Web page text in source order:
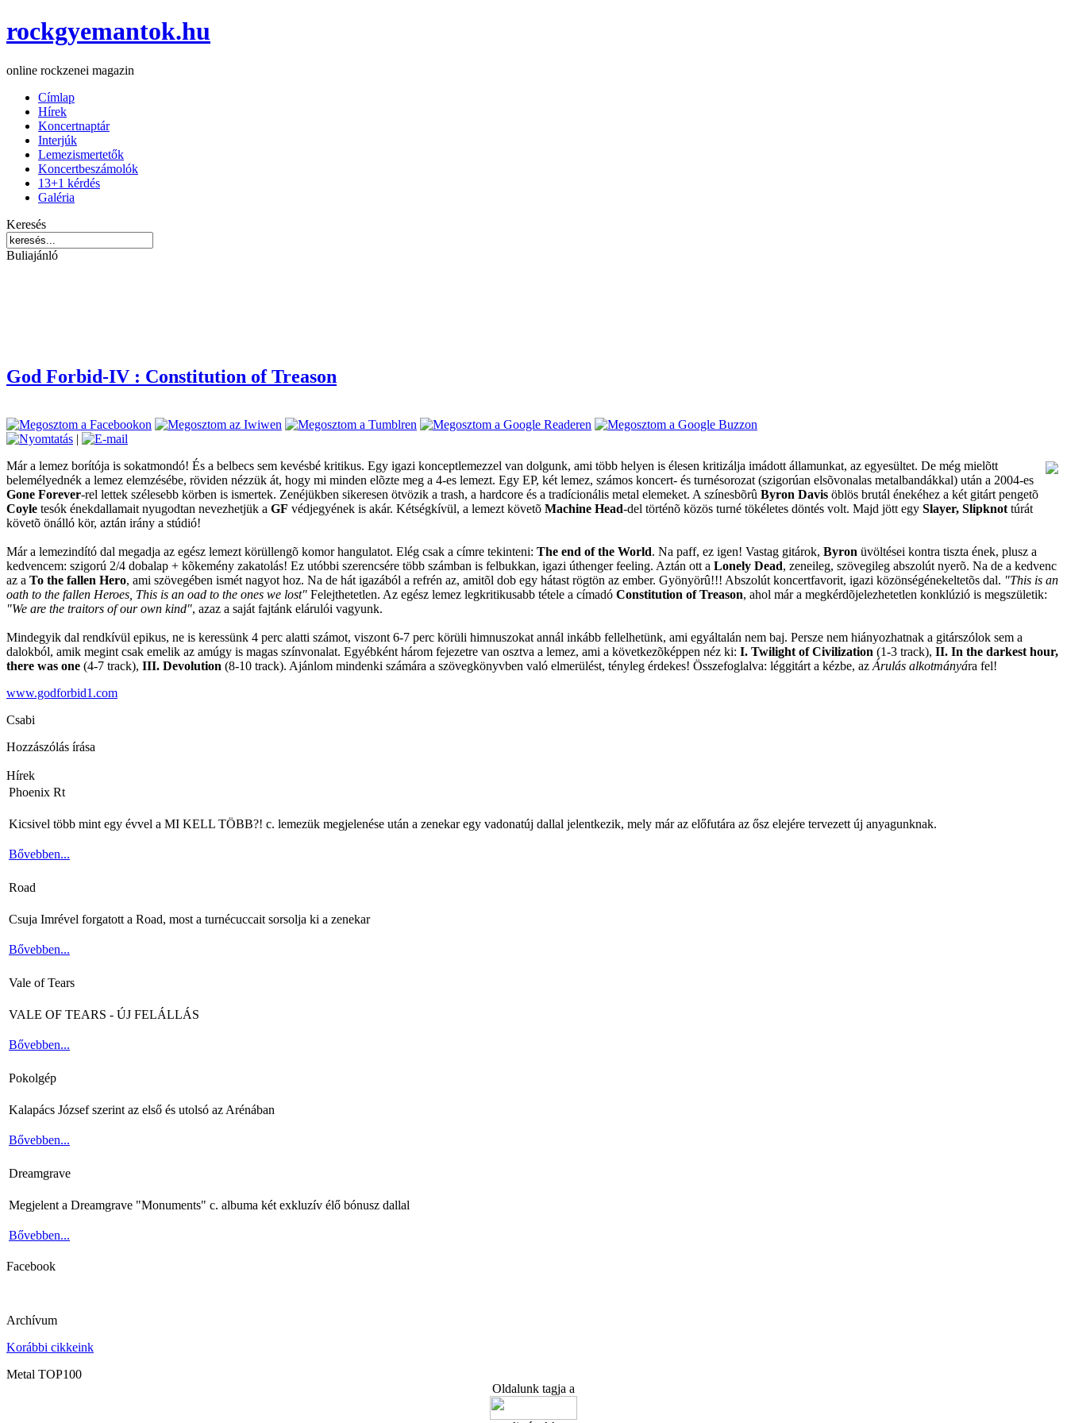
rockgyemantok.hu
online rockzenei magazin
Címlap
Hírek
Koncertnaptár
Interjúk
Lemezismertetők
Koncertbeszámolók
13+1 kérdés
Galéria
Keresés
Buliajánló
God Forbid-IV : Constitution of Treason
|
Már a lemez borítója is sokatmondó! És a belbecs sem kevésbé kritikus. Egy igazi konceptlemezzel van dolgunk, ami több helyen is élesen kritizálja imádott államunkat, az egyesültet. De még mielõtt
belemélyednék a lemez elemzésébe, röviden nézzük át, hogy mi minden elõzte meg a 4-es lemezt. Egy EP, két lemez, számos koncert- és turnésorozat (szigorúan elsõvonalas metalbandákkal) után a 2004-es
Gone Forever-rel lettek szélesebb körben is ismertek. Zenéjükben sikeresen ötvözik a trash, a hardcore és a tradícionális metal elemeket. A színesbõrû Byron Davis öblös brutál énekéhez a két gitárt pengetõ
Coyle tesók énekdallamait nyugodtan nevezhetjük a GF védjegyének is akár. Kétségkívül, a lemezt követõ Machine Head-del történõ közös turné tökéletes döntés volt. Majd jött egy Slayer, Slipknot túrát
követõ önálló kör, aztán irány a stúdió!
Már a lemezindító dal megadja az egész lemezt körüllengõ komor hangulatot. Elég csak a címre tekinteni: The end of the World. Na paff, ez igen! Vastag gitárok, Byron üvöltései kontra tiszta ének, plusz a
kedvencem: szigorú 2/4 dobalap + kõkemény zakatolás! Ez utóbbi szerencsére több számban is felbukkan, igazi úthenger feeling. Aztán ott a Lonely Dead, zeneileg, szövegileg abszolút nyerõ. Na de a kedvenc
az a To the fallen Hero, ami szövegében ismét nagyot hoz. Na de hát igazából a refrén az, amitõl dob egy hátast rögtön az ember. Gyönyörû!!! Abszolút koncertfavorit, igazi közönségénekeltetõs dal. "This is an
oath to the fallen Heroes, This is an oad to the ones we lost" Felejthetetlen. Az egész lemez legkritikusabb tétele a címadó Constitution of Treason, ahol már a megkérdõjelezhetetlen konklúzió is megszületik:
"We are the traitors of our own kind", azaz a saját fajtánk elárulói vagyunk.
Mindegyik dal rendkívül epikus, ne is keressünk 4 perc alatti számot, viszont 6-7 perc körüli himnuszokat annál inkább fellelhetünk, ami egyáltalán nem baj. Persze nem hiányozhatnak a gitárszólok sem a
dalokból, amik megint csak emelik az amúgy is magas színvonalat. Egyébként három fejezetre van osztva a lemez, ami a következõképpen néz ki: I. Twilight of Civilization (1-3 track), II. In the darkest hour,
there was one (4-7 track), III. Devolution (8-10 track). Ajánlom mindenki számára a szövegkönyvben való elmerülést, tényleg érdekes! Összefoglalva: léggitárt a kézbe, az Árulás alkotmányára fel!
www.godforbid1.com
Csabi
Hozzászólás írása
Hírek
Phoenix Rt
Kicsivel több mint egy évvel a MI KELL TÖBB?! c. lemezük megjelenése után a zenekar egy vadonatúj dallal jelentkezik, mely már az előfutára az ősz elejére tervezett új anyagunknak.
Bővebben...
Road
Csuja Imrével forgatott a Road, most a turnécuccait sorsolja ki a zenekar
Bővebben...
Vale of Tears
VALE OF TEARS - ÚJ FELÁLLÁS
Bővebben...
Pokolgép
Kalapács József szerint az első és utolsó az Arénában
Bővebben...
Dreamgrave
Megjelent a Dreamgrave "Monuments" c. albuma két exkluzív élő bónusz dallal
Bővebben...
Facebook
Archívum
Korábbi cikkeink
Metal TOP100
Oldalunk tagja a